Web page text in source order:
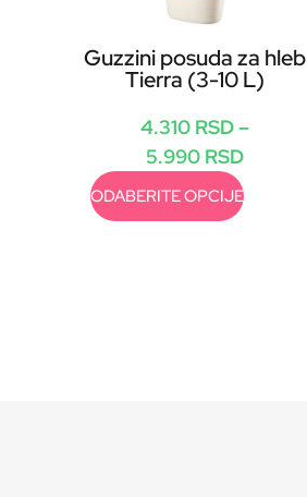
Guzzini posuda za hleb
Tierra (3-10 L)
4.310 RSD–
5.990 RSD
ODABERITE OPCIJE